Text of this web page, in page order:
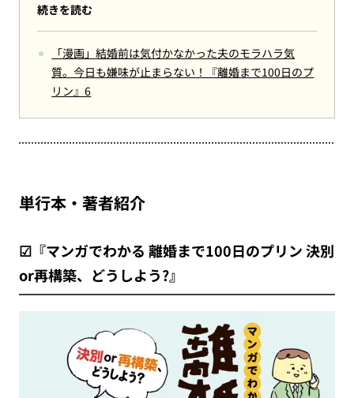
続きを読む
「漫画」結婚前は気付かなかった夫のモラハラ気
質。今日も嫌味が止まらない！『離婚まで100日のプ
リン』6
単行本・著者紹介
☑『マンガでわかる 離婚まで100日のプリン 決別
or再構築、どうしよう?』